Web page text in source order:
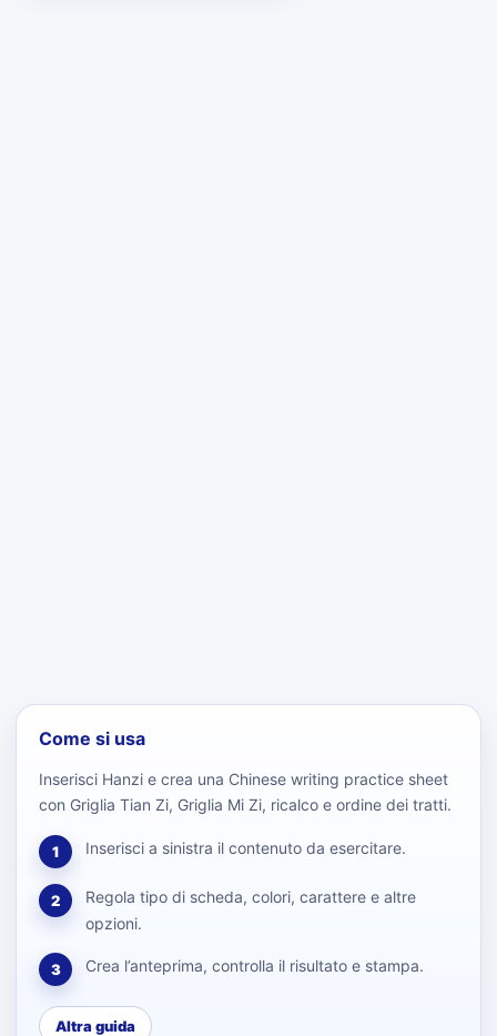
Come si usa
Inserisci Hanzi e crea una Chinese writing practice sheet
con Griglia Tian Zi, Griglia Mi Zi, ricalco e ordine dei tratti.
1 Inserisci a sinistra il contenuto da esercitare.
2
Regola tipo di scheda, colori, carattere e altre
opzioni.
3 Crea l’anteprima, controlla il risultato e stampa.
Altra guida